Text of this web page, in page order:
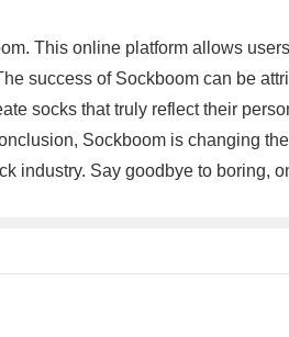
This online platform allows
success of Sockboom can be
socks that truly reflect their
Sockboom is changing
industry. Say goodbye to boring,